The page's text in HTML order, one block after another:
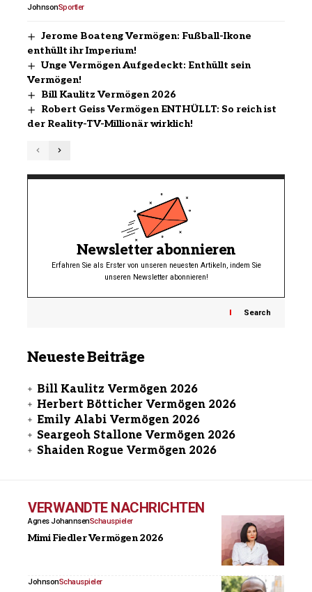
JohnsonSportler
Jerome Boateng Vermögen: Fußball-Ikone
enthüllt ihr Imperium!
Unge Vermögen Aufgedeckt: Enthüllt sein
Vermögen!
Bill Kaulitz Vermögen 2026
Robert Geiss Vermögen ENTHÜLLT: So reich ist
der Reality-TV-Millionär wirklich!
Newsletter abonnieren
Erfahren Sie als Erster von unseren neuesten Artikeln, indem Sie
unseren Newsletter abonnieren!
Search
Neueste Beiträge
Bill Kaulitz Vermögen 2026
Herbert Bötticher Vermögen 2026
Emily Alabi Vermögen 2026
Seargeoh Stallone Vermögen 2026
Shaiden Rogue Vermögen 2026
VERWANDTE NACHRICHTEN
Agnes JohannsenSchauspieler
Mimi Fiedler Vermögen 2026
JohnsonSchauspieler